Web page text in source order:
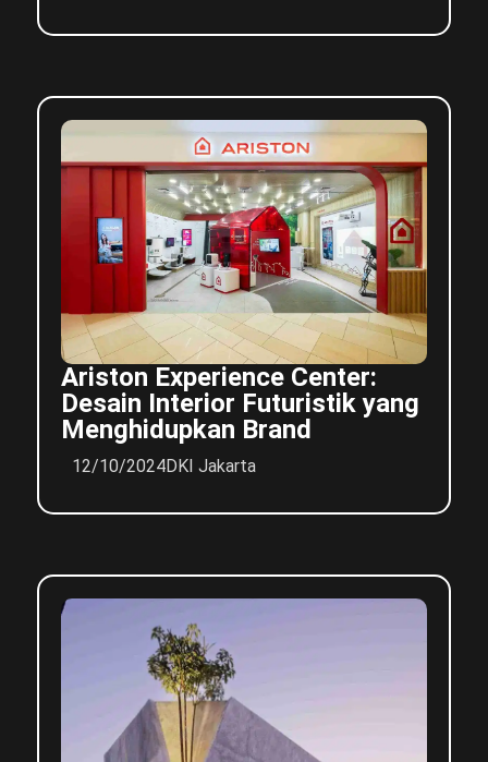
Ariston Experience Center:
Desain Interior Futuristik yang
Menghidupkan Brand
12/10/2024DKI Jakarta